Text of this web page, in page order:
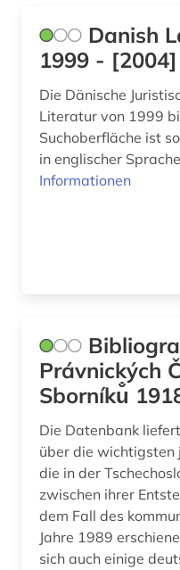
Danish
1999 - [2004]
Die Dänische
Literatur von 1999
Suchoberfläche ist
in englischer
Informationen
Právnických
Sborníku̐
Die Datenbank
über die wichtigsten
die in der
zwischen ihrer
dem Fall des
Jahre 1989
sich auch einige